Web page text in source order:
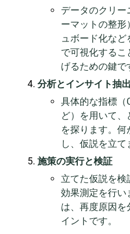
データのクリー
ーマットの整形
ュボード化な
で可視化するこ
げるための鍵で
分析とインサイト抽出
具体的な指標（
ど）を用いて
を探ります。
し、仮説を立て
施策の実行と検証
立てた仮説を検
効果測定を行い
は、再度原因を
イントです。